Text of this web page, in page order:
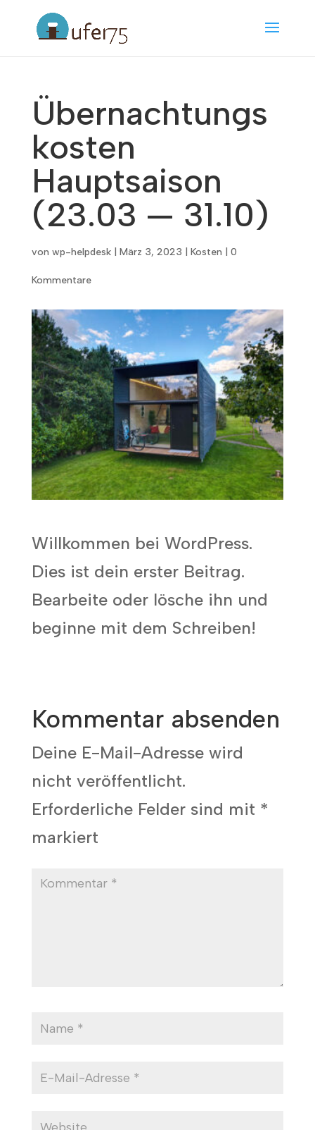
Übernachtungs
kosten
Hauptsaison
(23.03 — 31.10)
von wp-helpdesk| März 3, 2023 Kosten 0
Kommentare
Willkommen bei WordPress.
Dies ist dein erster Beitrag.
Bearbeite oder lösche ihn und
beginne mit dem Schreiben!
Kommentar absenden
Deine E-Mail-Adresse wird
nicht veröffentlicht.
Erforderliche Felder sind mit *
markiert